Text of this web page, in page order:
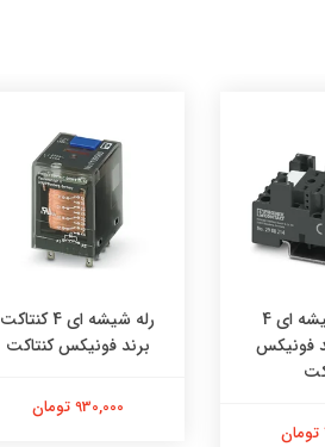
پایه رله شیشه ای 4
فونیکس
رله شیشه ای 4 کنتاکت
برند فونیکس کنتاکت
930,000 تومان